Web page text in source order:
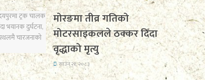
मोरङमा तीव्र गतिको
मोटरसाइकलले ठक्कर दिँदा
वृद्धाको मृत्यु
साउन २१, २०८३